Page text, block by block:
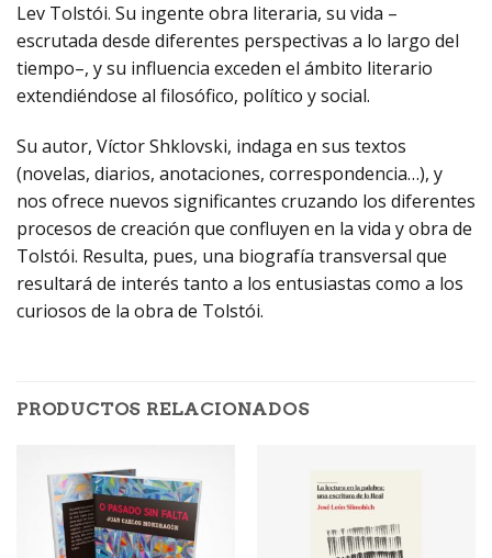
Lev Tolstói. Su ingente obra literaria, su vida –
escrutada desde diferentes perspectivas a lo largo del
tiempo–, y su influencia exceden el ámbito literario
extendiéndose al filosófico, político y social.
Su autor, Víctor Shklovski, indaga en sus textos
(novelas, diarios, anotaciones, correspondencia…), y
nos ofrece nuevos significantes cruzando los diferentes
procesos de creación que confluyen en la vida y obra de
Tolstói. Resulta, pues, una biografía transversal que
resultará de interés tanto a los entusiastas como a los
curiosos de la obra de Tolstói.
PRODUCTOS RELACIONADOS